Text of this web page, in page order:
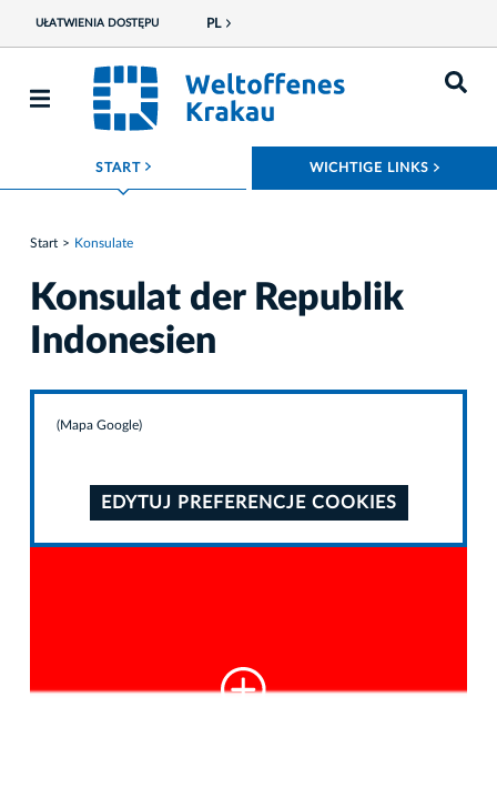
UŁATWIENIA DOSTĘPU PL
START ROZWIŃ MENU WICHTIGE LINKS
Start Konsulate
Konsulat der Republik
Indonesien
(Mapa Google)
EDYTUJ PREFERENCJE COOKIES